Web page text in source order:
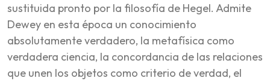
sustituida pronto por la filosofía de Hegel. Admite
Dewey en esta época un conocimiento
absolutamente verdadero, la metafísica como
verdadera ciencia, la concordancia de las relaciones
que unen los objetos como criterio de verdad, el